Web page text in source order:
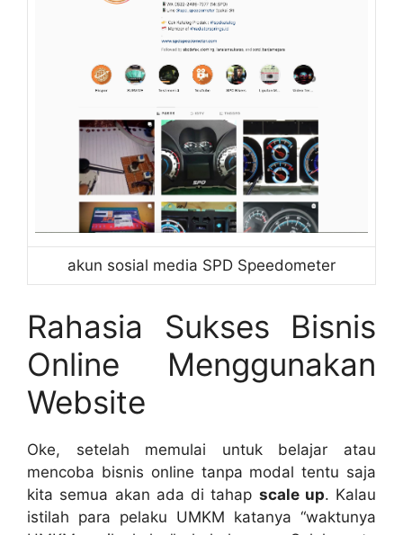
akun sosial media SPD Speedometer
Rahasia Sukses Bisnis
Online Menggunakan
Website
Oke, setelah memulai untuk belajar atau
mencoba bisnis online tanpa modal tentu saja
kita semua akan ada di tahap scale up. Kalau
istilah para pelaku UMKM katanya “waktunya